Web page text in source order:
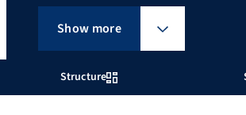
Structure
Show more